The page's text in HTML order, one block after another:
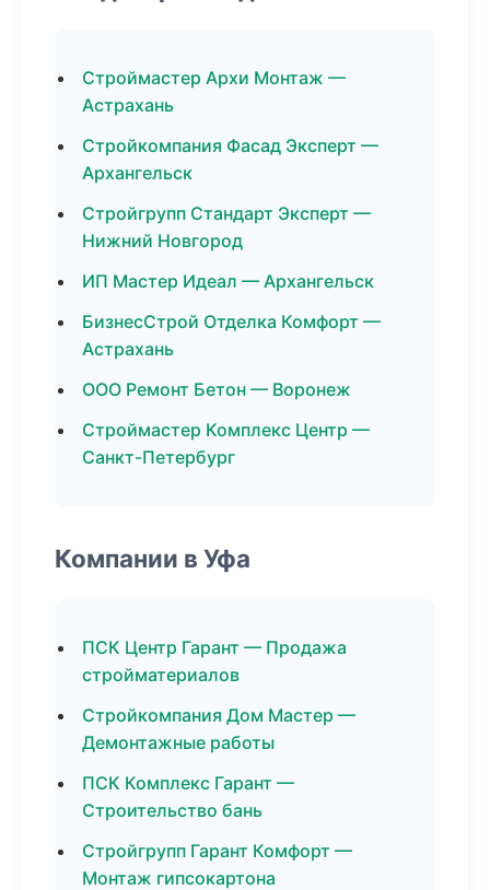
Строймастер Архи Монтаж —
Астрахань
Стройкомпания Фасад Эксперт —
Архангельск
Стройгрупп Стандарт Эксперт —
Нижний Новгород
ИП Мастер Идеал — Архангельск
БизнесСтрой Отделка Комфорт —
Астрахань
ООО Ремонт Бетон — Воронеж
Строймастер Комплекс Центр —
Санкт-Петербург
Компании в Уфа
ПСК Центр Гарант — Продажа
стройматериалов
Стройкомпания Дом Мастер —
Демонтажные работы
ПСК Комплекс Гарант —
Строительство бань
Стройгрупп Гарант Комфорт —
Монтаж гипсокартона